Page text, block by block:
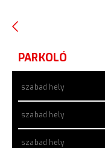
PARKOLÓ
szabad hely
szabad hely
szabad hely